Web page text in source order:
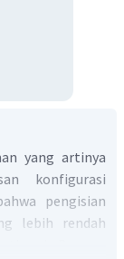
yang artinya
konfigurasi
pengisian
lebih rendah